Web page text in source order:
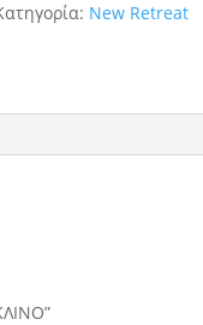
ROOM
New Retreat